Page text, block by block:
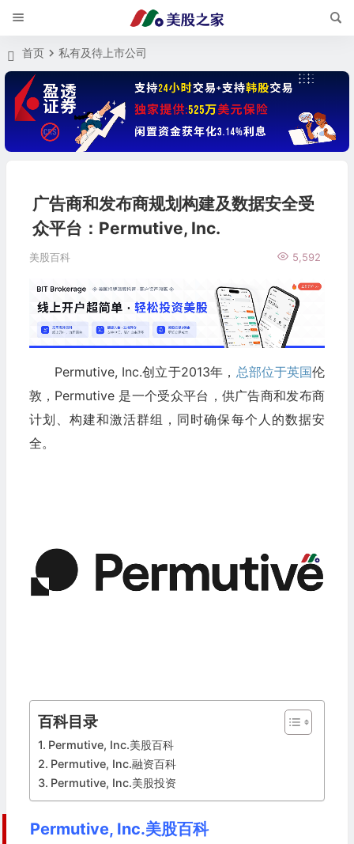
首页 私有及待上市公司
广告商和发布商规划构建及数据安全受
众平台：Permutive, Inc.
美股百科 5,592
Permutive, Inc.创立于2013年， 总部位于英国伦
敦，Permutive 是一个受众平台，供广告商和发布商
计划、构建和激活群组，同时确保每个人的数据安
全。
百科目录
Permutive, Inc.美股百科
Permutive, Inc.融资百科
Permutive, Inc.美股投资
Permutive, Inc.美股百科